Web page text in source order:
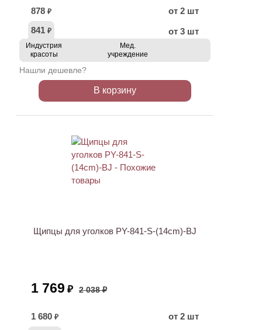
878 ₽
от 2 шт
841 ₽ от 3 шт
Индустрия
красоты
Мед.
учреждение
Нашли дешевле?
В корзину
Щипцы для уголков PY-841-S-(14cm)-BJ
1 769 ₽ 2 038 ₽
1 680 ₽
от 2 шт